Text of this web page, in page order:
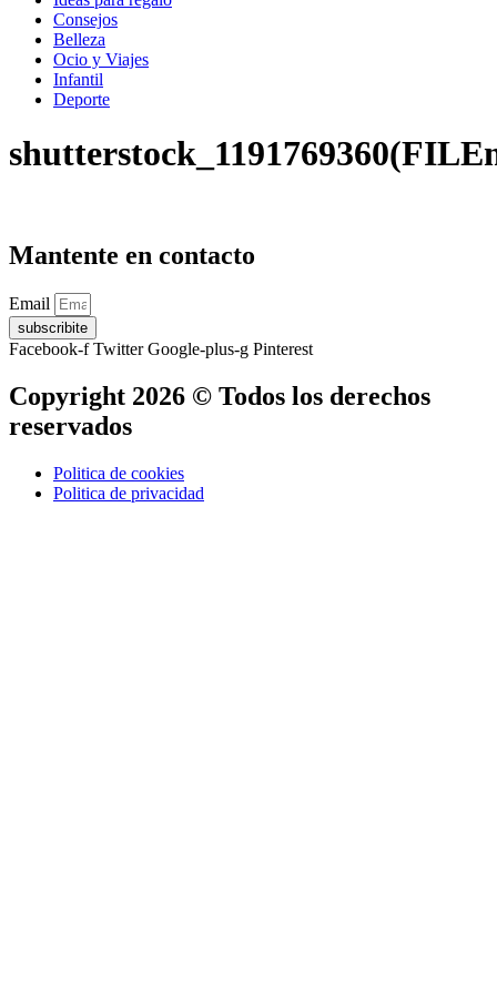
Consejos
Belleza
Ocio y Viajes
Infantil
Deporte
Mantente en contacto
Email
subscribite
Facebook-f Twitter Google-plus-g Pinterest
Copyright 2026 © Todos los derechos
reservados
Politica de cookies
Politica de privacidad